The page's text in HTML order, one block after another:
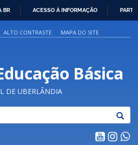
PARA
O
BR ACESSO À INFORMAÇÃO
ALTO CONTRASTE MAPA DO SITE
Básica
DE UBERLÂNDIA